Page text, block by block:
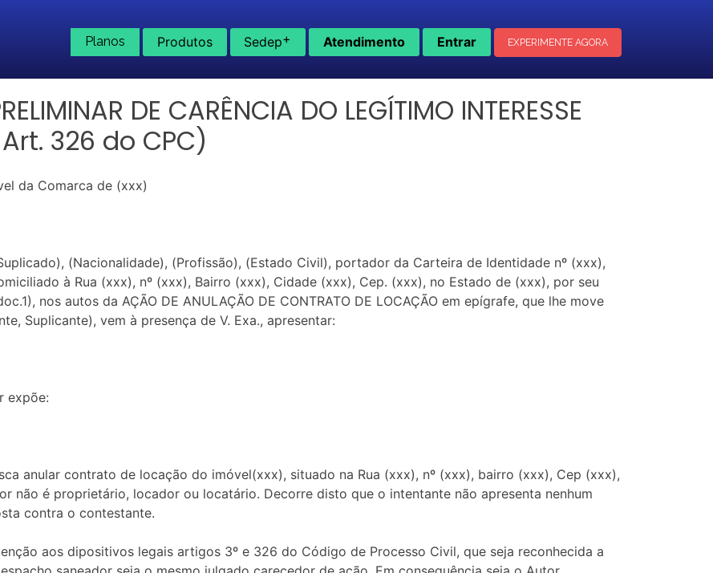
Planos Produtos Sedep+ Atendimento Entrar EXPERIMENTE AGORA
DE CARÊNCIA DO LEGÍTIMO INTERESSE
326 do CPC)
da Comarca de (xxx)
(Nacionalidade), (Profissão), (Estado Civil), portador da Carteira de Identidade nº (xxx),
à Rua (xxx), nº (xxx), Bairro (xxx), Cidade (xxx), Cep. (xxx), no Estado de (xxx), por seu
nos autos da AÇÃO DE ANULAÇÃO DE CONTRATO DE LOCAÇÃO em epígrafe, que lhe move
Suplicante), vem à presença de V. Exa., apresentar:
expõe:
anular contrato de locação do imóvel(xxx), situado na Rua (xxx), nº (xxx), bairro (xxx), Cep (xxx),
não é proprietário, locador ou locatário. Decorre disto que o intentante não apresenta nenhum
contra o contestante.
aos dipositivos legais artigos 3º e 326 do Código de Processo Civil, que seja reconhecida a